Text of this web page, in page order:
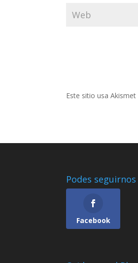
Este sitio usa
Podes seguirnos
Facebook